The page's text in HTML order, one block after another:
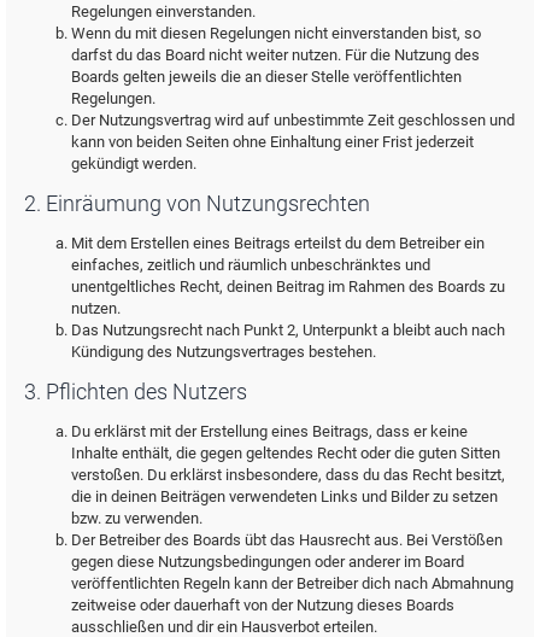
Regelungen einverstanden.
Wenn du mit diesen Regelungen nicht einverstanden bist, so
darfst du das Board nicht weiter nutzen. Für die Nutzung des
Boards gelten jeweils die an dieser Stelle veröffentlichten
Regelungen.
Der Nutzungsvertrag wird auf unbestimmte Zeit geschlossen und
kann von beiden Seiten ohne Einhaltung einer Frist jederzeit
gekündigt werden.
2. Einräumung von Nutzungsrechten
Mit dem Erstellen eines Beitrags erteilst du dem Betreiber ein
einfaches, zeitlich und räumlich unbeschränktes und
unentgeltliches Recht, deinen Beitrag im Rahmen des Boards zu
nutzen.
Das Nutzungsrecht nach Punkt 2, Unterpunkt a bleibt auch nach
Kündigung des Nutzungsvertrages bestehen.
3. Pflichten des Nutzers
Du erklärst mit der Erstellung eines Beitrags, dass er keine
Inhalte enthält, die gegen geltendes Recht oder die guten Sitten
verstoßen. Du erklärst insbesondere, dass du das Recht besitzt,
die in deinen Beiträgen verwendeten Links und Bilder zu setzen
bzw. zu verwenden.
Der Betreiber des Boards übt das Hausrecht aus. Bei Verstößen
gegen diese Nutzungsbedingungen oder anderer im Board
veröffentlichten Regeln kann der Betreiber dich nach Abmahnung
zeitweise oder dauerhaft von der Nutzung dieses Boards
ausschließen und dir ein Hausverbot erteilen.